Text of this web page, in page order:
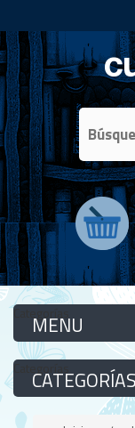
Categorías
Categorías